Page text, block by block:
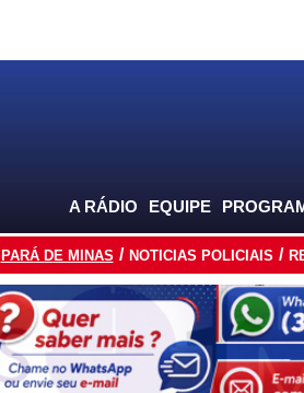
A RÁDIO EQUIPE
PARÁ DE MINAS NOTICIAS POLICIAIS